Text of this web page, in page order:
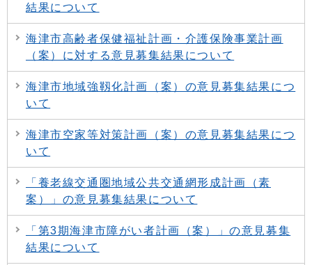
結果について
海津市高齢者保健福祉計画・介護保険事業計画
（案）に対する意見募集結果について
海津市地域強靱化計画（案）の意見募集結果につ
いて
海津市空家等対策計画（案）の意見募集結果につ
いて
「養老線交通圏地域公共交通網形成計画（素
案）」の意見募集結果について
「第3期海津市障がい者計画（案）」の意見募集
結果について